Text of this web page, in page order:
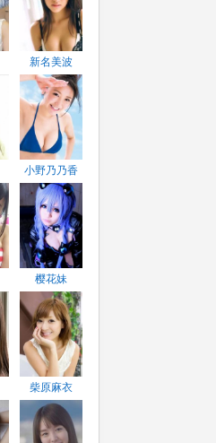
新名美波
小野乃乃香
樱花妹
柴原麻衣